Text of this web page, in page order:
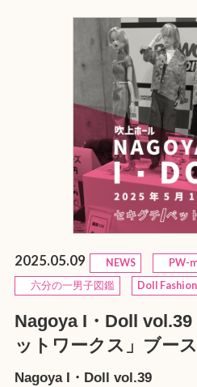
2025.05.09 NEWS PW-
六分の一男子図鑑
Doll
Nagoya I・Doll
ットワークス」ブー
Nagoya I・Doll vol.39